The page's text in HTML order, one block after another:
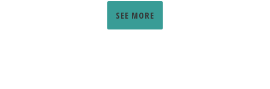
SEE MORE